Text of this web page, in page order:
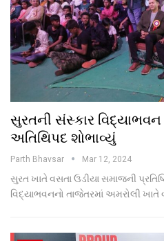
સુરતની સંસ્કાર
અતિથિપદ શોભાવ્યું
Parth Bhavsar Mar 12, 2024
સુરત ખાતે વસતા ઉડીયા સમાજની
વિદ્યાભવનનો તાજેતરમાં અમરોલી ખાતે